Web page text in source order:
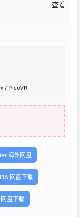
查看
/ PicoVR
海外网盘
网盘下载
盘下载